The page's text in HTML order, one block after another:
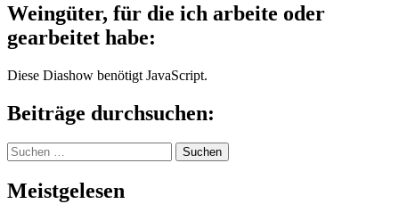
Weingüter, für die ich arbeite oder
gearbeitet habe:
Diese Diashow benötigt JavaScript.
Beiträge durchsuchen:
Suchen
nach:
Meistgelesen